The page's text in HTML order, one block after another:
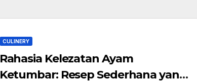
CULINERY
Rahasia Kelezatan Ayam
Ketumbar: Resep Sederhana yang